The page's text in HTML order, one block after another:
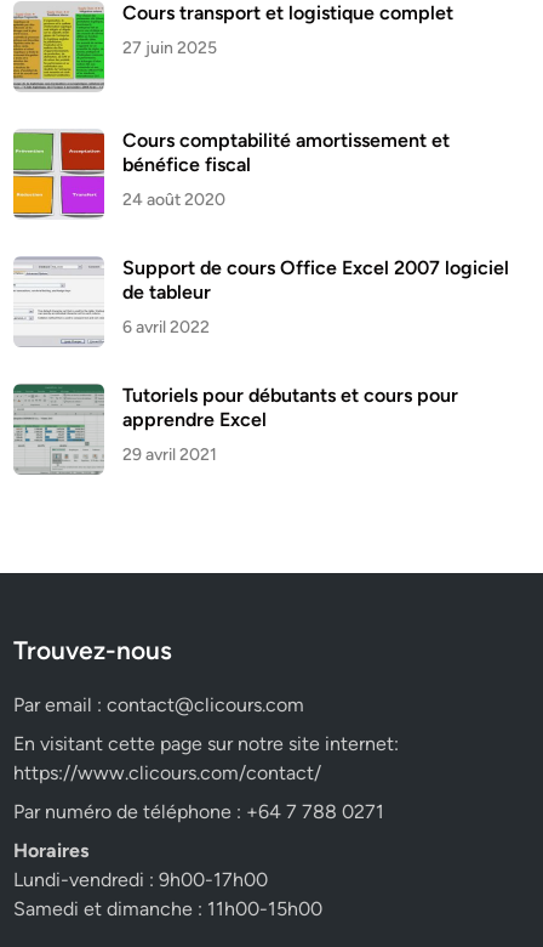
Cours transport et logistique complet
27 juin 2025
Cours comptabilité amortissement et
bénéfice fiscal
24 août 2020
Support de cours Office Excel 2007 logiciel
de tableur
6 avril 2022
Tutoriels pour débutants et cours pour
apprendre Excel
29 avril 2021
Trouvez-nous
Par email :contact@clicours.com
En visitant cette page sur notre site internet:
https://www.clicours.com/contact/
Par numéro de téléphone : +64 7 788 0271
Horaires
Lundi-vendredi : 9h00-17h00
Samedi et dimanche : 11h00-15h00